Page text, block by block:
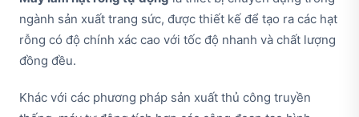
ngành sản xuất trang sức, được thiết kế để tạo ra các hạt
rỗng có độ chính xác cao với tốc độ nhanh và chất lượng
đồng đều.
Khác với các phương pháp sản xuất thủ công truyền